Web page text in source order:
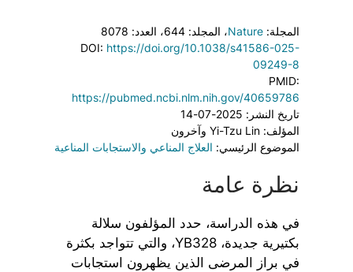
المجلة: Nature، المجلد: 644
، العدد: 8078
DOI: https://doi.org/10.1038/s41586-025-
09249-8
PMID:
https://pubmed.ncbi.nlm.nih.gov/40659786
تاريخ النشر: 2025-07-14
المؤلف: Yi-Tzu Lin وآخرون
الموضوع الرئيسي: العلاج المناعي والاستجابات المناعية
نظرة عامة
في هذه الدراسة، حدد المؤلفون سلالة
بكتيرية جديدة، YB328، والتي تتواجد بكثرة
في براز المرضى الذين يظهرون استجابات